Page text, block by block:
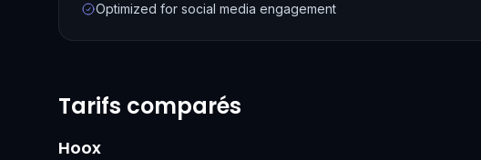
Optimized for social media engagement
Tarifs comparés
Hoox